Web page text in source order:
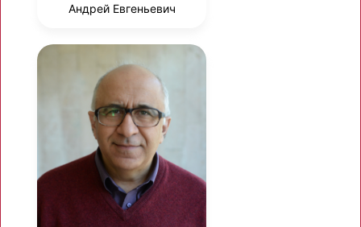
Андрей Евгеньевич